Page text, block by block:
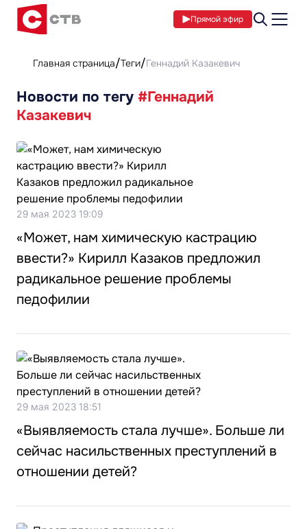
Прямой эфир
Главная страница Теги Геннадий Казакевич
Новости по тегу #Геннадий
Казакевич
29 мая 2023 19:09
«Может, нам химическую кастрацию
ввести?» Кирилл Казаков предложил
радикальное решение проблемы
педофилии
29 мая 2023 18:51
«Выявляемость стала лучше». Больше ли
сейчас насильственных преступлений в
отношении детей?